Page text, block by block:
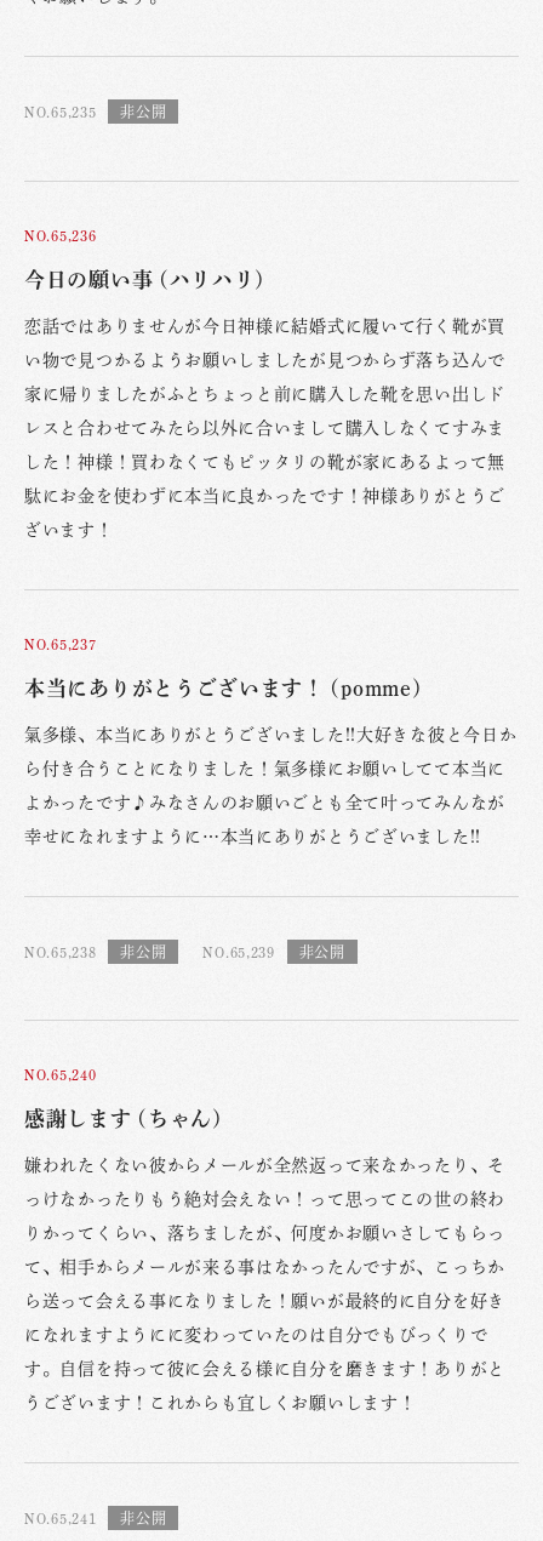
NO.65,235
NO.65,236
今日の願い事 (ハリハリ)
恋話ではありませんが今日神様に結婚式に履いて行く靴が買
い物で見つかるようお願いしましたが見つからず落ち込んで
家に帰りましたがふとちょっと前に購入した靴を思い出しド
レスと合わせてみたら以外に合いまして購入しなくてすみま
した！神様！買わなくてもピッタリの靴が家にあるよって無
駄にお金を使わずに本当に良かったです！神様ありがとうご
ざいます！
NO.65,237
本当にありがとうございます！ (pomme)
氣多様、本当にありがとうございました!!大好きな彼と今日か
ら付き合うことになりました！氣多様にお願いしてて本当に
よかったです♪みなさんのお願いごとも全て叶ってみんなが
幸せになれますように…本当にありがとうございました!!
NO.65,238 NO.65,239
NO.65,240
感謝します (ちゃん)
嫌われたくない彼からメールが全然返って来なかったり、そ
っけなかったりもう絶対会えない！って思ってこの世の終わ
りかってくらい、落ちましたが、何度かお願いさしてもらっ
て、相手からメールが来る事はなかったんですが、こっちか
ら送って会える事になりました！願いが最終的に自分を好き
になれますようにに変わっていたのは自分でもびっくりで
す。自信を持って彼に会える様に自分を磨きます！ありがと
うございます！これからも宜しくお願いします！
NO.65,241